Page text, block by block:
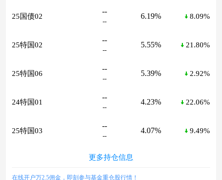
25国债02
--
--
6.19% 8.09%
25特国02
--
--
5.55% 21.80%
25特国06
--
--
5.39% 2.92%
24特国01
--
--
4.23% 22.06%
25特国03
--
--
4.07% 9.49%
更多持仓信息
在线开户万2.5佣金，即刻参与基金重仓股行情！